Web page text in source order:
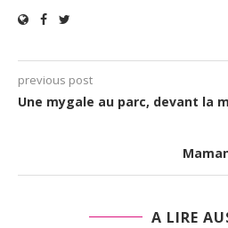
previous post
Une mygale au parc, devant la
A LIRE